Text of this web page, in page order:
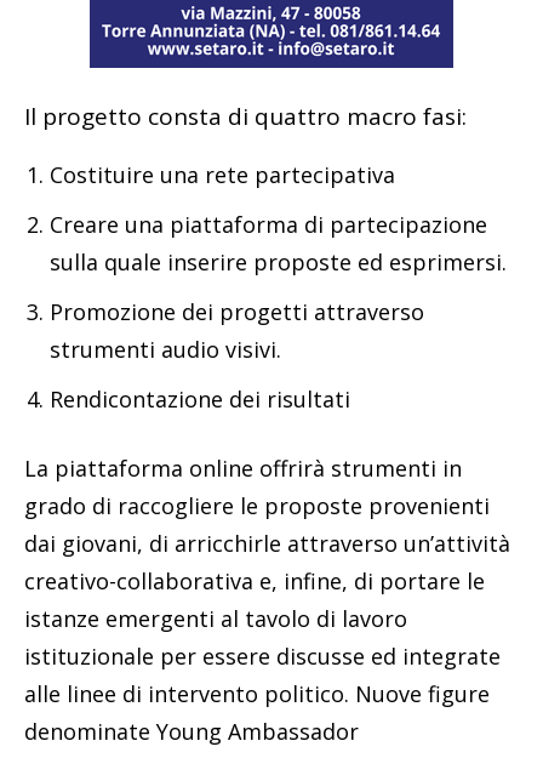
Il progetto consta di quattro macro fasi:
Costituire una rete partecipativa
Creare una piattaforma di partecipazione
sulla quale inserire proposte ed esprimersi.
Promozione dei progetti attraverso
strumenti audio visivi.
Rendicontazione dei risultati
La piattaforma online offrirà strumenti in
grado di raccogliere le proposte provenienti
dai giovani, di arricchirle attraverso un’attività
creativo-collaborativa e, infine, di portare le
istanze emergenti al tavolo di lavoro
istituzionale per essere discusse ed integrate
alle linee di intervento politico. Nuove figure
denominate Young Ambassador